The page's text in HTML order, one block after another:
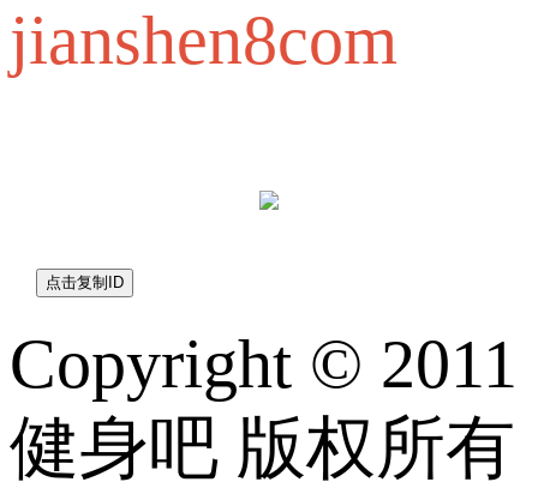
jianshen8com
Copyright © 2011
健身吧 版权所有